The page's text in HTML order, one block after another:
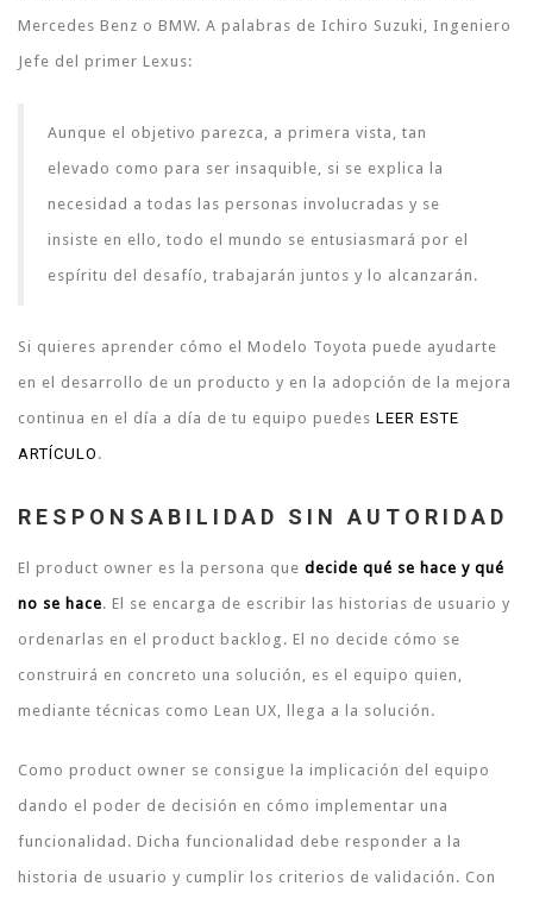
Mercedes Benz o BMW. A palabras de Ichiro Suzuki, Ingeniero
Jefe del primer Lexus:
Aunque el objetivo parezca, a primera vista, tan
elevado como para ser insaquible, si se explica la
necesidad a todas las personas involucradas y se
insiste en ello, todo el mundo se entusiasmará por el
espíritu del desafío, trabajarán juntos y lo alcanzarán.
Si quieres aprender cómo el Modelo Toyota puede ayudarte
en el desarrollo de un producto y en la adopción de la mejora
continua en el día a día de tu equipo puedes LEER ESTE
ARTÍCULO .
RESPONSABILIDAD SIN AUTORIDAD
El product owner es la persona que decide qué se hace y qué
no se hace. El se encarga de escribir las historias de usuario y
ordenarlas en el product backlog. El no decide cómo se
construirá en concreto una solución, es el equipo quien,
mediante técnicas como Lean UX, llega a la solución.
Como product owner se consigue la implicación del equipo
dando el poder de decisión en cómo implementar una
funcionalidad. Dicha funcionalidad debe responder a la
historia de usuario y cumplir los criterios de validación. Con